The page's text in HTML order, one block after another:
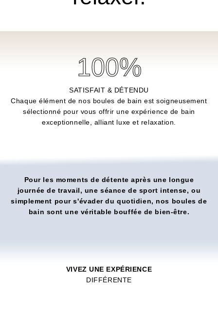
100%
SATISFAIT & DÉTENDU
Chaque élément de nos boules de bain est soigneusement
sélectionné pour vous offrir une expérience de bain
exceptionnelle, alliant luxe et relaxation.
Pour les moments de détente après une longue
journée de travail, une séance de sport intense, ou
simplement pour s'évader du quotidien, nos boules de
bain sont une véritable bouffée de bien-être.
VIVEZ UNE EXPÉRIENCE
DIFFÉRENTE